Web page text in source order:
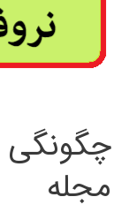
مجله